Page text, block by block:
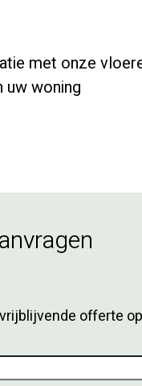
met onze
uw woning
offerte